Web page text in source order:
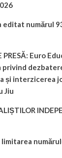
editat numărul
PRESĂ: Euro
privind
și interzicerea
Jiu
limitarea